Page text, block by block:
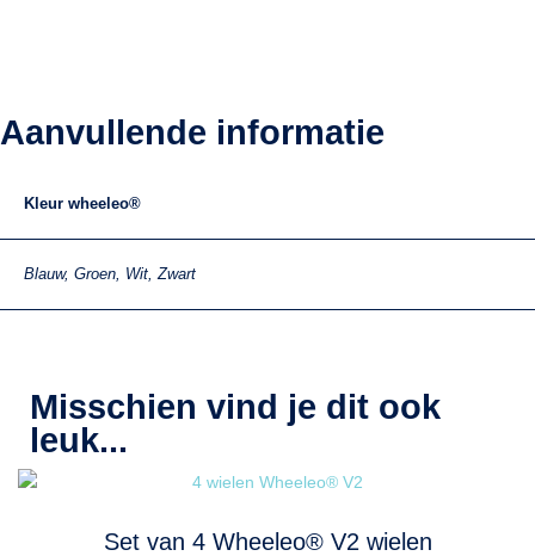
Aanvullende informatie
Kleur wheeleo®
Blauw, Groen, Wit, Zwart
Misschien vind je dit ook
leuk...
Set van 4 Wheeleo® V2 wielen